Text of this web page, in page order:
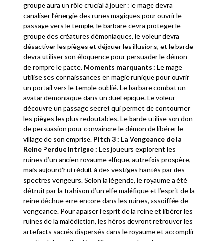
groupe aura un rôle crucial à jouer : le mage devra
canaliser l’énergie des runes magiques pour ouvrir le
passage vers le temple, le barbare devra protéger le
groupe des créatures démoniaques, le voleur devra
désactiver les pièges et déjouer les illusions, et le barde
devra utiliser son éloquence pour persuader le démon
de rompre le pacte. Moments marquants : Le mage
utilise ses connaissances en magie runique pour ouvrir
un portail vers le temple oublié. Le barbare combat un
avatar démoniaque dans un duel épique. Le voleur
découvre un passage secret qui permet de contourner
les pièges les plus redoutables. Le barde utilise son don
de persuasion pour convaincre le démon de libérer le
village de son emprise. Pitch 3 : La Vengeance de la
Reine Perdue Intrigue : Les joueurs explorent les
ruines d’un ancien royaume elfique, autrefois prospère,
mais aujourd’hui réduit à des vestiges hantés par des
spectres vengeurs. Selon la légende, le royaume a été
détruit par la trahison d’un elfe maléfique et l’esprit de la
reine déchue erre encore dans les ruines, assoiffée de
vengeance. Pour apaiser l’esprit de la reine et libérer les
ruines de la malédiction, les héros devront retrouver les
artefacts sacrés dispersés dans le royaume et accomplir